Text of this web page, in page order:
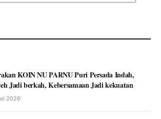
KOIN NU PARNU Puri Persada Indah,
Jadi berkah, Kebersamaan Jadi kekuatan
2026